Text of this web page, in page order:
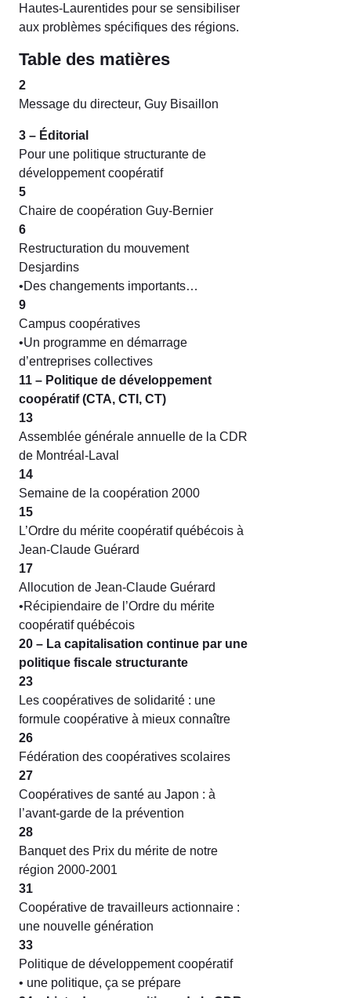
Hautes-Laurentides pour se sensibiliser
aux problèmes spécifiques des régions.
Table des matières
2
Message du directeur, Guy Bisaillon
3 – Éditorial
Pour une politique structurante de
développement coopératif
5
Chaire de coopération Guy-Bernier
6
Restructuration du mouvement
Desjardins
•Des changements importants…
9
Campus coopératives
•Un programme en démarrage
d’entreprises collectives
11 – Politique de développement
coopératif (CTA, CTI, CT)
13
Assemblée générale annuelle de la CDR
de Montréal-Laval
14
Semaine de la coopération 2000
15
L’Ordre du mérite coopératif québécois à
Jean-Claude Guérard
17
Allocution de Jean-Claude Guérard
•Récipiendaire de l’Ordre du mérite
coopératif québécois
20 – La capitalisation continue par une
politique fiscale structurante
23
Les coopératives de solidarité : une
formule coopérative à mieux connaître
26
Fédération des coopératives scolaires
27
Coopératives de santé au Japon : à
l’avant-garde de la prévention
28
Banquet des Prix du mérite de notre
région 2000-2001
31
Coopérative de travailleurs actionnaire :
une nouvelle génération
33
Politique de développement coopératif
• une politique, ça se prépare